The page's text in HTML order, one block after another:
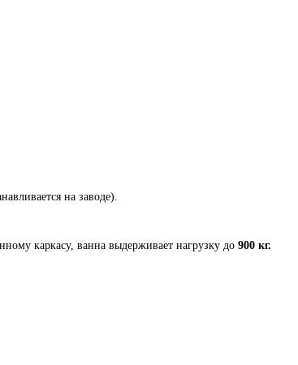
на заводе).
каркасу, ванна выдерживает нагрузку до 900 кг.